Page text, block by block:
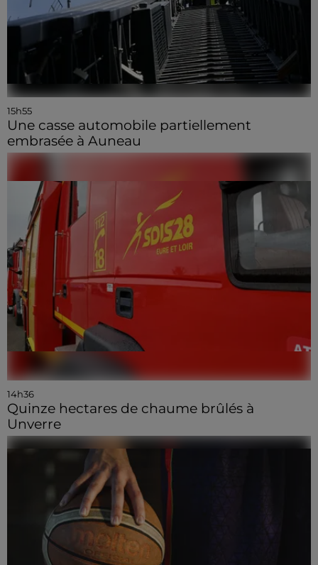
15h55
Une casse automobile partiellement
embrasée à Auneau
14h36
Quinze hectares de chaume brûlés à
Unverre